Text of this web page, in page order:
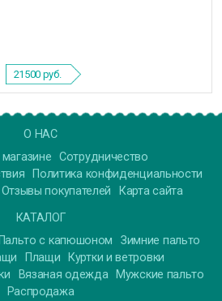
21500 руб.
О НАС
Сотрудничество
Политика конфиденциальности
Отзывы покупателей
Карта сайта
КАТАЛОГ
Пальто с капюшоном
Зимние пальто
Плащи
Куртки и ветровки
Вязаная одежда
Мужские пальто
Распродажа